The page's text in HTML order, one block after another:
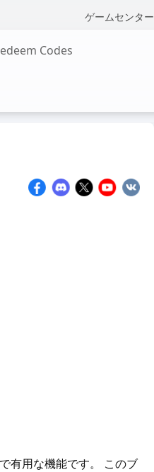
ゲームセンター
Codes
有用な機能です。 このブ